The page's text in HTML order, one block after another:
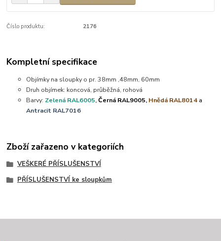
Číslo produktu: 2176
Kompletní specifikace
Objímky na sloupky o pr. 38mm ,48mm, 60mm
Druh objímek: koncová, průběžná, rohová
Barvy: Zelená RAL6005,Černá RAL9005, Hnědá RAL8014 a
Antracit RAL7016
Zboží zařazeno v kategoriích
VEŠKERÉ PŘÍSLUŠENSTVÍ
PŘÍSLUŠENSTVÍ ke sloupkům